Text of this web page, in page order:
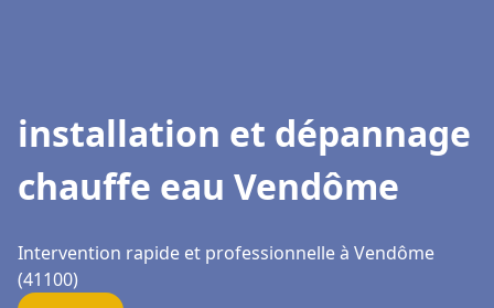
installation et dépannage
chauffe eau Vendôme
Intervention rapide et professionnelle à Vendôme
(41100)